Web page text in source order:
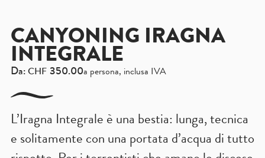
CANYONING IRAGNA
INTEGRALE
Da:CHF 350.00a persona, inclusa IVA
L’Iragna Integrale è una bestia: lunga, tecnica
e solitamente con una portata d’acqua di tutto